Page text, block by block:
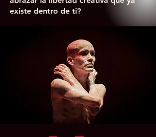
existe dentro de ti?